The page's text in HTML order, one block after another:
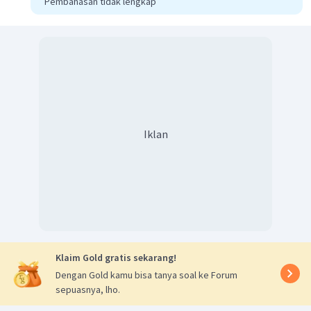
Iklan
Klaim Gold gratis sekarang!
Dengan Gold kamu bisa tanya soal ke Forum
sepuasnya, lho.